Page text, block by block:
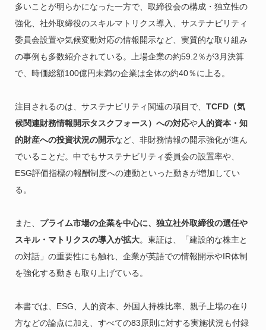
多いことが明らかになった一方で、取締役会の構成・独立性の
強化、社外取締役のスキルマトリクス導入、サステナビリティ
委員会設置や気候変動対応の情報開示など、実質的な取り組み
の事例も多数紹介されている。上場企業の約59.2％が3月決算
で、時価総額100億円未満の企業は全体の約40％に上る。
注目されるのは、サステナビリティ関連の項目で、 TCFD（気
候関連財務情報開示タスクフォース）への対応や人的資本・知
的財産への投資状況の開示など、非財務情報の開示強化が進ん
でいることだ。中でもサステナビリティ委員会の設置率や、
ESG評価指標の報酬制度への連動といった動きが増加してい
る。
また、 プライム市場の企業を中心に、独立社外取締役の選任や
スキル・マトリクスの導入が拡大。東証は、「建設的な株主と
の対話」の重要性にも触れ、企業が英語での情報開示やIR体制
を強化する動きも取り上げている。
本書では、ESG、人的資本、外国人持株比率、親子上場の在り
方などの論点に加え、すべての83原則に対する実施状況も付録